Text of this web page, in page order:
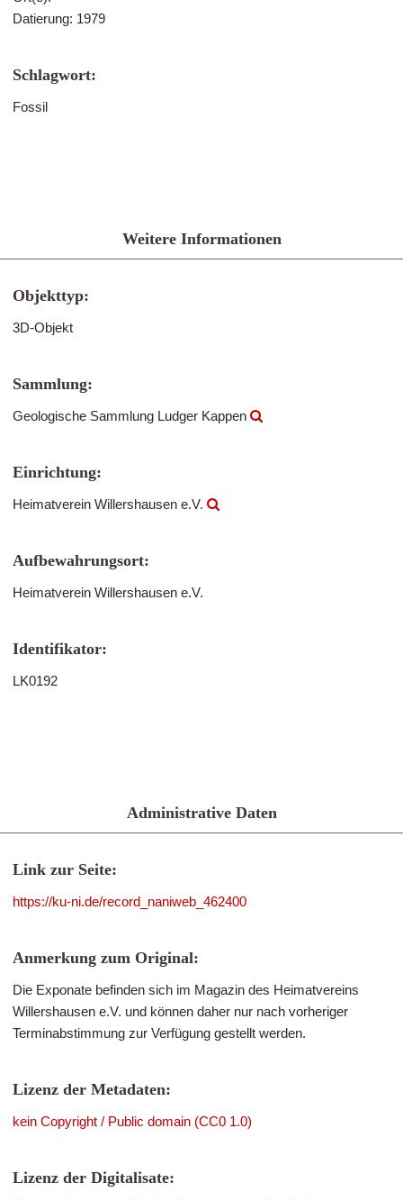
Datierung: 1979
Schlagwort:
Fossil
Weitere Informationen
Objekttyp:
3D-Objekt
Sammlung:
Geologische Sammlung Ludger Kappen
Einrichtung:
Heimatverein Willershausen e.V.
Aufbewahrungsort:
Heimatverein Willershausen e.V.
Identifikator:
LK0192
Administrative Daten
Link zur Seite:
https://ku-ni.de/record_naniweb_462400
Anmerkung zum Original:
Die Exponate befinden sich im Magazin des Heimatvereins
Willershausen e.V. und können daher nur nach vorheriger
Terminabstimmung zur Verfügung gestellt werden.
Lizenz der Metadaten:
kein Copyright / Public domain (CC0 1.0)
Lizenz der Digitalisate: